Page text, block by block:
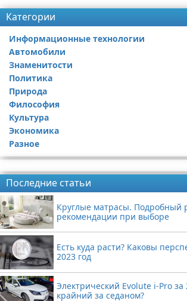
Категории
Информационные технологии
Автомобили
Знаменитости
Политика
Природа
Философия
Культура
Экономика
Разное
Последние статьи
Круглые матрасы. Подробный
рекомендации при выборе
Есть куда расти? Каковы
2023 год
Электрический Evolute i-Pro
крайний за седаном?